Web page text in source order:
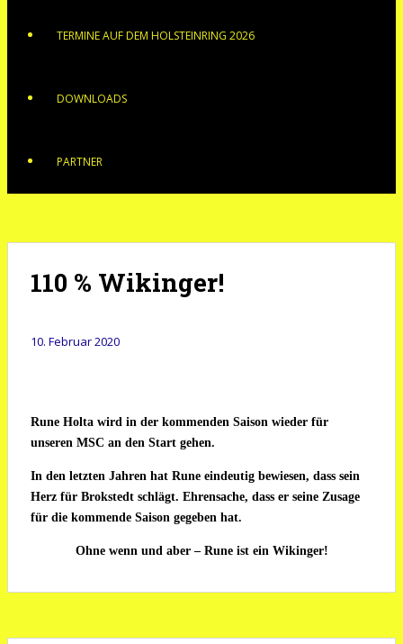
TERMINE AUF DEM HOLSTEINRING 2026
DOWNLOADS
PARTNER
110 % Wikinger!
10. Februar 2020
Rune Holta wird in der kommenden Saison wieder für
unseren MSC an den Start gehen.
In den letzten Jahren hat Rune eindeutig bewiesen, dass sein
Herz für Brokstedt schlägt. Ehrensache, dass er seine Zusage
für die kommende Saison gegeben hat.
Ohne wenn und aber – Rune ist ein Wikinger!